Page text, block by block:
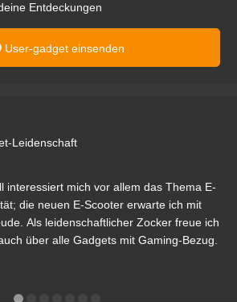
Entdeckungen
User-gadget einsenden
Leidenschaft
interessiert mich vor allem das Thema E-
die neuen E-Scooter erwarte ich mit
Als leidenschaftlicher Zocker freue ich
über alle Gadgets mit Gaming-Bezug.